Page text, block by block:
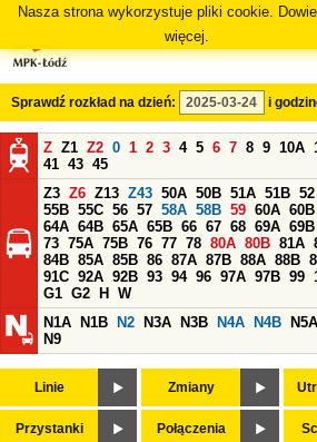
Nasza strona wykorzystuje pliki cookie.
więcej.
Sprawdź rozkład na dzień: i
Z Z1 Z2 0 1 2 3 4 5 6 7 8 9 10A
41 43 45
Z3 Z6 Z13 Z43 50A 50B 51A 51B 52
55B 55C 56 57 58A 58B 59 60A 60B
64A 64B 65A 65B 66 67 68 69A 69B
73 75A 75B 76 77 78 80A 80B 81A
84B 85A 85B 86 87A 87B 88A 88B
91C 92A 92B 93 94 96 97A 97B 99
G1 G2 H
W
N1A
N1B N2 N3A N3B N4A N4B N5A
N9
Linie Zmiany
Przystanki Połączenia